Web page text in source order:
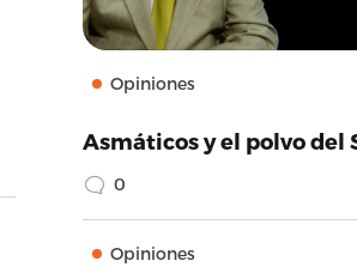
Opiniones
Asmáticos y el polvo del
0
Opiniones